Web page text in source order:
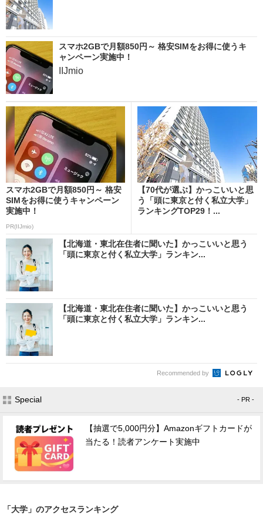
スマホ2GBで月額850円～ 格安SIMをお得に使うキ
ャンペーン実施中！
IIJmio
スマホ2GBで月額850円～ 格安
SIMをお得に使うキャンペーン
実施中！
PR(IIJmio)
【70代が選ぶ】かっこいいと思
う「頭に東京と付く私立大学」
ランキングTOP29！...
【北海道・東北在住者に聞いた】かっこいいと思う
「頭に東京と付く私立大学」ランキン...
【北海道・東北在住者に聞いた】かっこいいと思う
「頭に東京と付く私立大学」ランキン...
Recommended by
Special - PR -
【抽選で5,000円分】Amazonギフトカードが
当たる！読者アンケート実施中
「大学」のアクセスランキング